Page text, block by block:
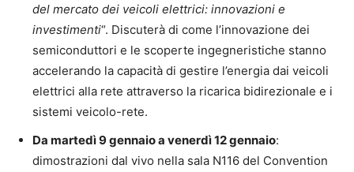
del mercato dei veicoli elettrici: innovazioni e
investimenti“. Discuterà di come l’innovazione dei
semiconduttori e le scoperte ingegneristiche stanno
accelerando la capacità di gestire l’energia dai veicoli
elettrici alla rete attraverso la ricarica bidirezionale e i
sistemi veicolo-rete.
Da martedì 9 gennaio a venerdì 12 gennaio:
dimostrazioni dal vivo nella sala N116 del Convention